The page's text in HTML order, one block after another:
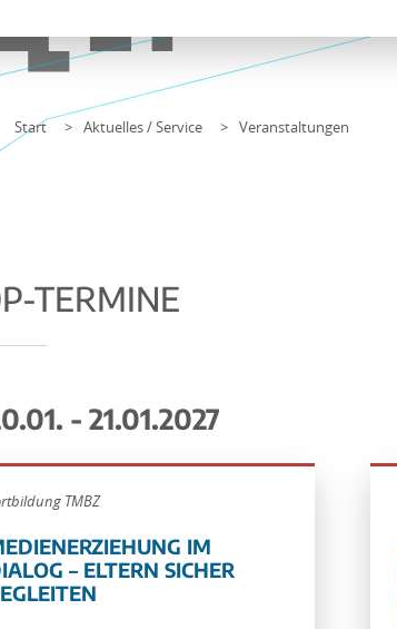
Start Aktuelles / Service Veranstaltungen
TERMINE
- 21.01.2027
TMBZ
IM
– ELTERN SICHER